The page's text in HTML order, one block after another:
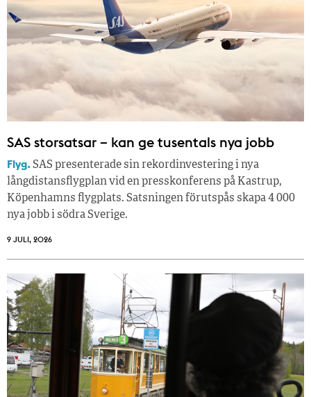
SAS storsatsar – kan ge tusentals nya jobb
Flyg.SAS presenterade sin rekordinvestering i nya
långdistansflygplan vid en presskonferens på Kastrup,
Köpenhamns flygplats. Satsningen förutspås skapa 4 000
nya jobb i södra Sverige.
9 JULI, 2026